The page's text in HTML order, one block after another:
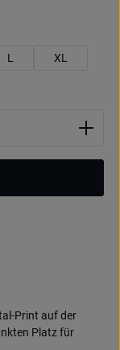
L
XL
Wert ein
Print auf der
Platz für